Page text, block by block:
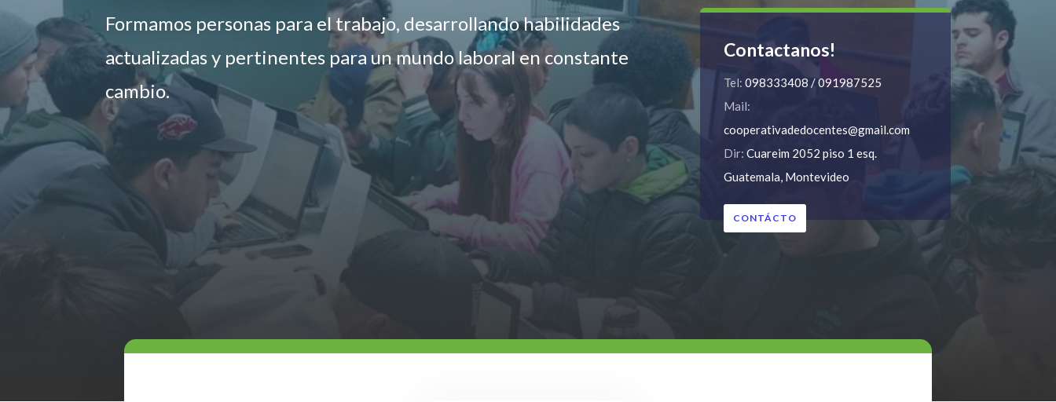
Formamos personas para el trabajo, desarrollando habilidades
actualizadas y pertinentes para un mundo laboral en constante
cambio.
Contactanos!
Tel: 098333408 / 091987525
Mail:
cooperativadedocentes@gmail.com
Dir: Cuareim 2052 piso 1 esq.
Guatemala, Montevideo
CONTÁCTO